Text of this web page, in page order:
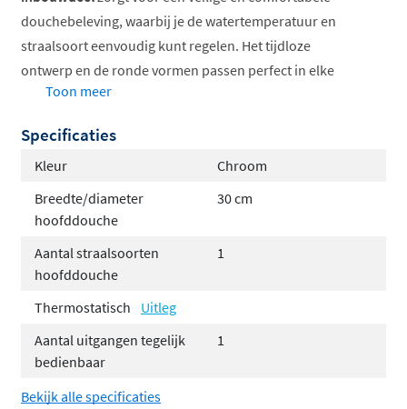
douchebeleving, waarbij je de watertemperatuur en
straalsoort eenvoudig kunt regelen. Het tijdloze
ontwerp en de ronde vormen passen perfect in elke
moderne badkamer, terwijl innovatieve systemen zoals
optimaal watergebruik.
temperatuur
Keuze uit verschillende hoofddouches en
bevestigingen
Handdouche met meerdere straalsoorten
Ecoair en Shower Power technologie
Verkrijgbaar in verschillende afwerkingen
De Cobber collectie: Italiaanse
Toon meer
Specificaties
Kleur
Chroom
Breedte/diameter
hoofddouche
30 cm
Aantal straalsoorten
hoofddouche
1
Thermostatisch
Uitleg
Aantal uitgangen tegelijk
bedienbaar
1
Bekijk alle specificaties